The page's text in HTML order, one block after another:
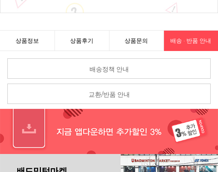
상품정보 상품후기 상품문의 배송 · 반품 안내
배송정책 안내
교환/반품 안내